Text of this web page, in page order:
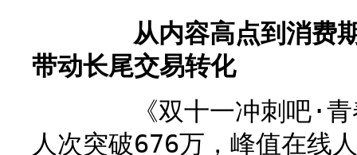
从内容高点到消费期
带动长尾交易转化
《双十一冲刺吧·青
人次突破676万，峰值在线